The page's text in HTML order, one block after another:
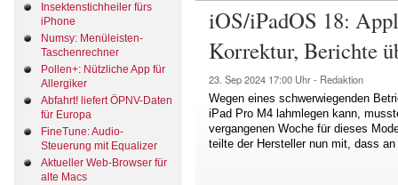
Insektenstichheiler fürs
iPhone
Numsy: Menüleisten-
Taschenrechner
Pollen+: Nützliche App für
Allergiker
Abfahrt! liefert ÖPNV-Daten
für Europa
FineTune: Audio-
Steuerung mit Equalizer
Aktueller Web-Browser für
alte Macs
iOS/iPadOS 18:
Korrektur, Berichte
23. Sep 2024 17:00 Uhr - Redaktion
Wegen eines schwerwiegenden
iPad Pro M4 lahmlegen kann,
vergangenen Woche für dieses
teilte der Hersteller nun mit, dass